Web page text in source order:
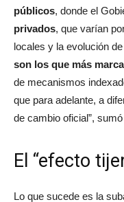
públicos, donde el
privados, que varían
locales y la evolución
son los que más
de mecanismos
que para adelante, a
de cambio oficial”,
El “efecto
Lo que sucede es la